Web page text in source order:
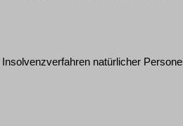
natürlicher